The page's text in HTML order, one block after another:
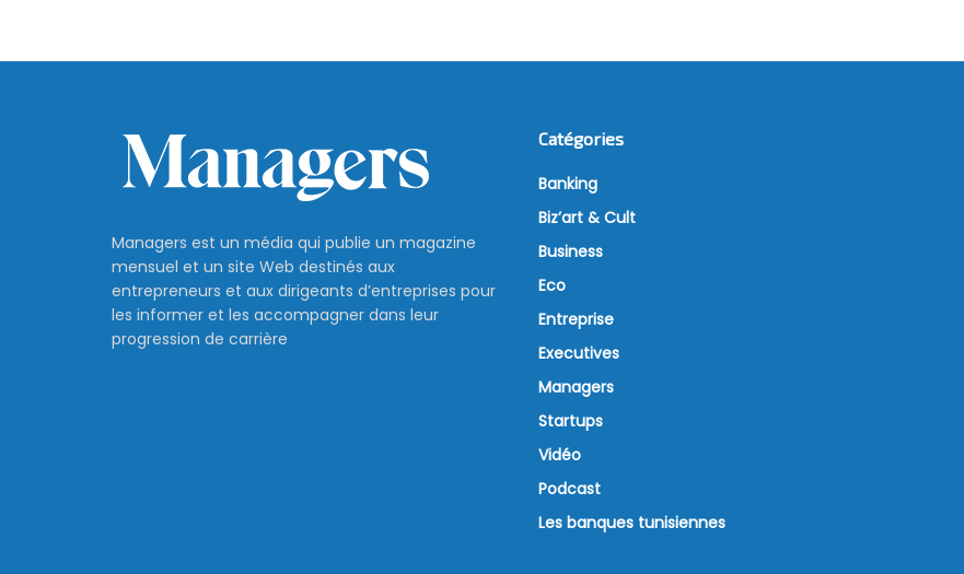
Managers est un média qui publie un magazine
mensuel et un site Web destinés aux
entrepreneurs et aux dirigeants d’entreprises pour
les informer et les accompagner dans leur
progression de carrière
Catégories
Banking
Biz’art & Cult
Business
Eco
Entreprise
Executives
Managers
Startups
Vidéo
Podcast
Les banques tunisiennes